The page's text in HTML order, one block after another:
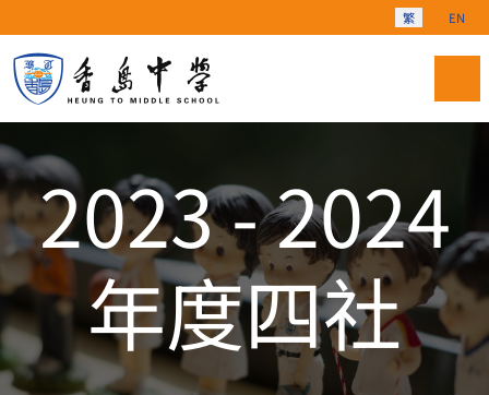
選擇你的語言
繁 EN
2023 - 2024
年度四社